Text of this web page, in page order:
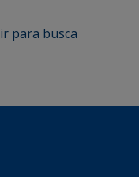
ir para busca